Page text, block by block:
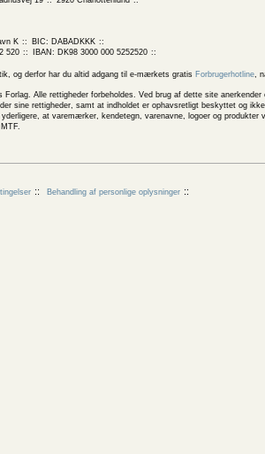
K
BIC: DABADKKK
520 IBAN: DK98 3000 000 5252520
og derfor har du altid adgang til e-mærkets gratis Forbrugerhotline,
Forlag. Alle rettigheder forbeholdes. Ved brug af dette site
sine rettigheder, samt at indholdet er ophavsretligt beskyttet og
at varemærker, kendetegn, varenavne, logoer og
Behandling af personlige oplysninger